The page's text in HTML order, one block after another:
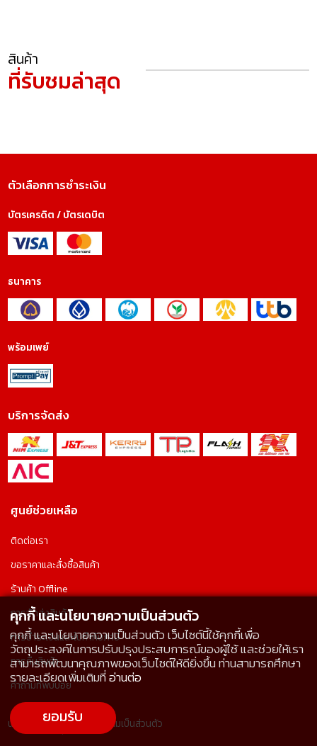
สินค้า
ที่รับชมล่าสุด
ตัวเลือกการชำระเงิน
บัตรเครดิต / บัตรเดบิต
ธนาคาร
พร้อมเพย์
บริการจัดส่ง
ศูนย์ช่วยเหลือ
ติดต่อเรา
ขอราคาและสั่งซื้อสินค้า
ร้านค้า Offline
การจัดส่งสินค้า
การชำระเงินและใบกำกับภาษี
การคืนสินค้า
คำถามที่พบบ่อย
นโยบายคุกกี้ นโยบายความเป็นส่วนตัว
คุกกี้ และนโยบายความเป็นส่วนตัว
คุกกี้ และนโยบายความเป็นส่วนตัว เว็บไซต์นี้ใช้คุกกี้เพื่อ
วัตถุประสงค์ในการปรับปรุงประสบการณ์ของผู้ใช้ และช่วยให้เรา
สามารถพัฒนาคุณภาพของเว็บไซต์ให้ดียิ่งขึ้น ท่านสามารถศึกษา
รายละเอียดเพิ่มเติมที่อ่านต่อ
ยอมรับ